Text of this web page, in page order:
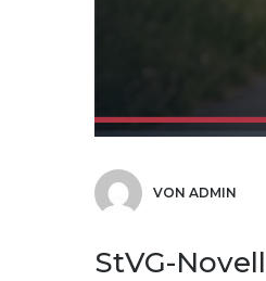
VON ADMIN
StVG-